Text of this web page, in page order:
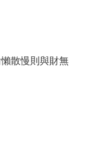
散慢則與財無